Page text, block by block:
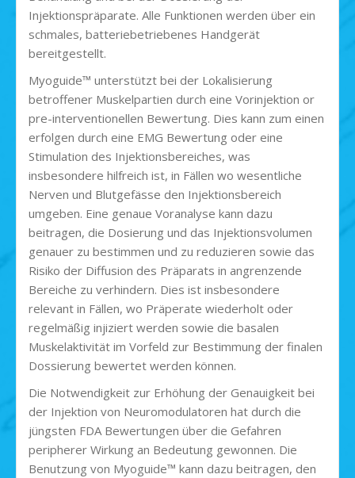
Injektionspräparate. Alle Funktionen werden über ein
schmales, batteriebetriebenes Handgerät
bereitgestellt.
Myoguide™ unterstützt bei der Lokalisierung
betroffener Muskelpartien durch eine Vorinjektion or
pre-interventionellen Bewertung. Dies kann zum einen
erfolgen durch eine EMG Bewertung oder eine
Stimulation des Injektionsbereiches, was
insbesondere hilfreich ist, in Fällen wo wesentliche
Nerven und Blutgefässe den Injektionsbereich
umgeben. Eine genaue Voranalyse kann dazu
beitragen, die Dosierung und das Injektionsvolumen
genauer zu bestimmen und zu reduzieren sowie das
Risiko der Diffusion des Präparats in angrenzende
Bereiche zu verhindern. Dies ist insbesondere
relevant in Fällen, wo Präperate wiederholt oder
regelmäßig injiziert werden sowie die basalen
Muskelaktivität im Vorfeld zur Bestimmung der finalen
Dossierung bewertet werden können.
Die Notwendigkeit zur Erhöhung der Genauigkeit bei
der Injektion von Neuromodulatoren hat durch die
jüngsten FDA Bewertungen über die Gefahren
peripherer Wirkung an Bedeutung gewonnen. Die
Benutzung von Myoguide™ kann dazu beitragen, den